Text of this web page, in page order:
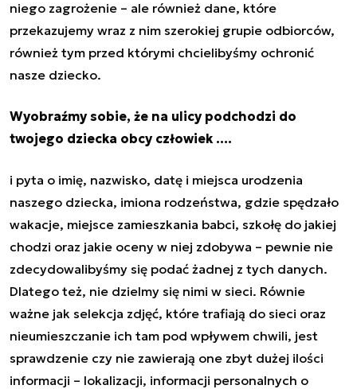
niego zagrożenie – ale również dane, które
przekazujemy wraz z nim szerokiej grupie odbiorców,
również tym przed którymi chcielibyśmy ochronić
nasze dziecko.
Wyobraźmy sobie, że na ulicy podchodzi do
twojego dziecka obcy człowiek ….
i pyta o imię, nazwisko, datę i miejsca urodzenia
naszego dziecka, imiona rodzeństwa, gdzie spędzało
wakacje, miejsce zamieszkania babci, szkołę do jakiej
chodzi oraz jakie oceny w niej zdobywa – pewnie nie
zdecydowalibyśmy się podać żadnej z tych danych.
Dlatego też, nie dzielmy się nimi w sieci. Równie
ważne jak selekcja zdjęć, które trafiają do sieci oraz
nieumieszczanie ich tam pod wpływem chwili, jest
sprawdzenie czy nie zawierają one zbyt dużej ilości
informacji – lokalizacji, informacji personalnych o